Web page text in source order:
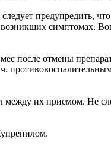
предупредить,
симптомах.
после отмены
между их приемом. Не